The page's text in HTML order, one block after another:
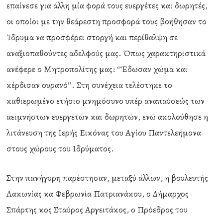
επαίνεσε για άλλη μία φορά τους ευεργέτες και δωρητές,
οι οποίοι με την θεάρεστη προσφορά τους βοήθησαν το
Ίδρυμα να προσφέρει στοργή και περίθαλψη σε
αναξιοπαθούντες αδελφούς μας. Όπως χαρακτηριστικά
ανέφερε ο Μητροπολίτης μας: ‘’Έδωσαν χώμα και
κέρδισαν ουρανό’’. Στη συνέχεια τελέστηκε το
καθιερωμένο ετήσιο μνημόσυνο υπέρ αναπαύσεώς των
αειμνήστων ευεργετών και δωρητών, ενώ ακολούθησε η
λιτάνευση της Ιερής Εικόνας του Αγίου Παντελεήμονα
στους χώρους του Ιδρύματος.
Στην πανήγυρη παρέστησαν, μεταξύ άλλων, η βουλευτής
Λακωνίας κα Φεβρωνία Πατριανάκου, ο Δήμαρχος
Σπάρτης κος Σταύρος Αργειτάκος, ο Πρόεδρος του